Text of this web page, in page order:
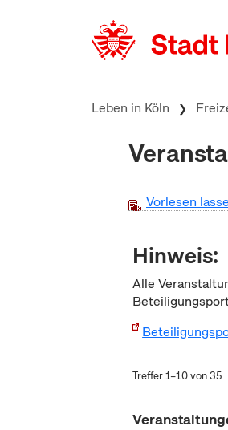
Leben in Köln
Vorlesen
Hinweis:
Alle
Treffer 1–10 von 35